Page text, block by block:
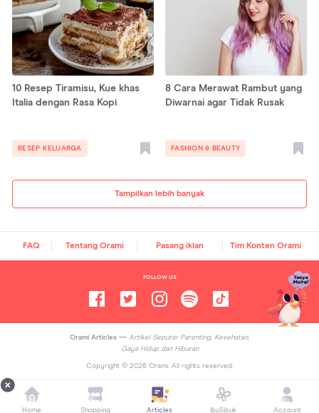
Tampilkan lebih banyak
10 Resep Tiramisu, Kue khas
Italia dengan Rasa Kopi
RESEP KELUARGA
8 Cara Merawat Rambut yang
Diwarnai agar Tidak Rusak
FASHION & BEAUTY
FAQ Tentang Orami Pasang iklan Tim Konten Orami
FOLLOW US
Orami Articles — Artikel Seputar Parenting, Kesehatan,
Gaya Hidup dan Hiburan
Copyright © 2026Orami. All rights reserved.
Home Shopping Articles IbuSibuk Account